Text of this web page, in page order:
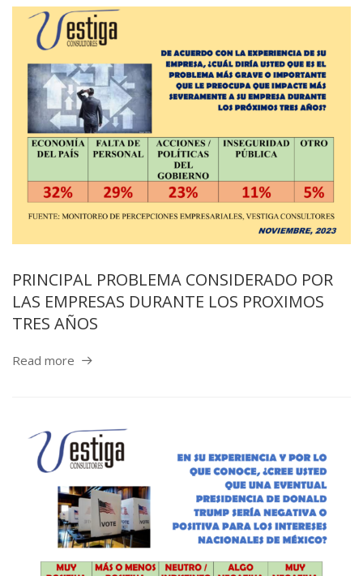
PRINCIPAL PROBLEMA CONSIDERADO POR
LAS EMPRESAS DURANTE LOS PROXIMOS
TRES AÑOS
Read more